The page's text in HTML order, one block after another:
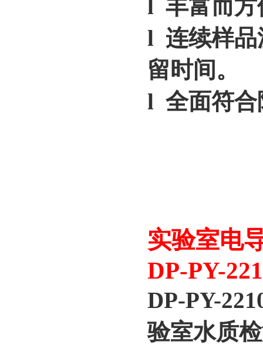
l 丰富而方
l 连续样品
留时间。
l 全面符合
实验室电
DP-PY-
DP-PY-
验室水质